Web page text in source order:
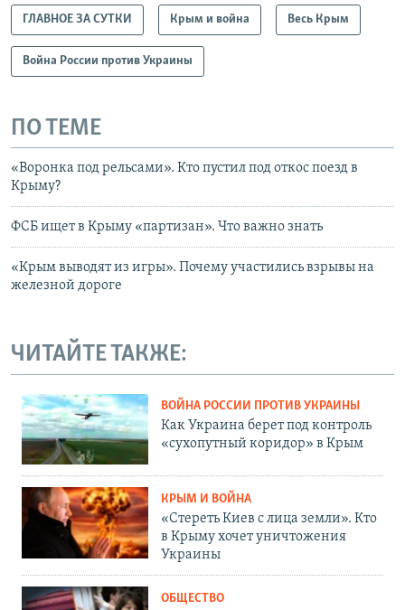
ГЛАВНОЕ ЗА СУТКИ Крым и война Весь Крым
Война России против Украины
ПО ТЕМЕ
«Воронка под рельсами». Кто пустил под откос поезд в
Крыму?
ФСБ ищет в Крыму «партизан». Что важно знать
«Крым выводят из игры». Почему участились взрывы на
железной дороге
ЧИТАЙТЕ ТАКЖЕ:
ВОЙНА РОССИИ ПРОТИВ УКРАИНЫ
Как Украина берет под контроль
«сухопутный коридор» в Крым
КРЫМ И ВОЙНА
«Стереть Киев с лица земли». Кто
в Крыму хочет уничтожения
Украины
ОБЩЕСТВО